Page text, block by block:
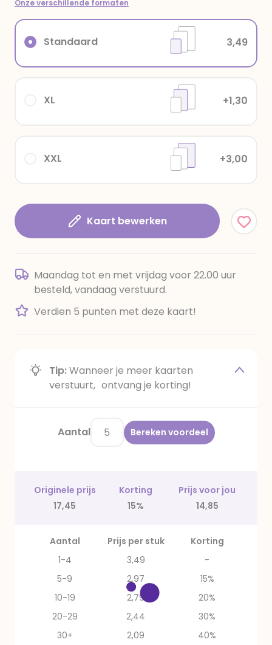
Onze verschillende formaten
XXL +3,00
XL +1,30
Standaard 3,49
Kaart bewerken
Maandag tot en met vrijdag voor 22.00 uur
besteld, vandaag verstuurd.
Verdien 5 punten met deze kaart!
Tip:Wanneer je meer kaarten
verstuurt, ontvang je korting!
Aantal Bereken voordeel
Originele prijs Korting
Prijs voor jou
17,45
15% 14,85
Aantal Prijs per stuk
Korting
1-4
3,49
-
5-9
2,97
15%
10-19
2,79
20%
20-29
2,44
30%
30+
2,09 40%